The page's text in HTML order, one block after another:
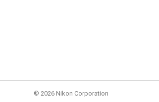
© 2026 Nikon Corporation